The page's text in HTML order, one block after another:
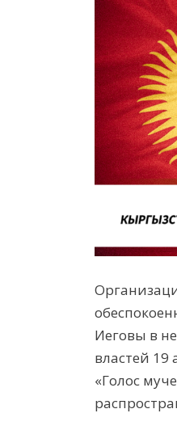
Иеговы в
властей 19
«Голос